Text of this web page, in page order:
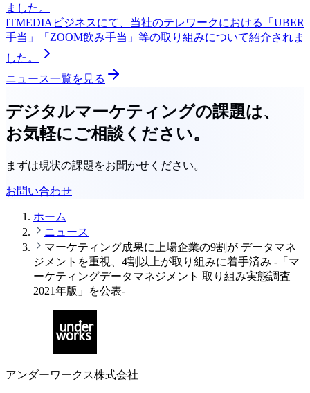
ました。
ITMEDIAビジネスにて、当社のテレワークにおける「UBER
手当」「ZOOM飲み手当」等の取り組みについて紹介されま
した。
ニュース一覧を見る
デジタルマーケティングの課題は、
お気軽にご相談ください。
まずは現状の課題をお聞かせください。
お問い合わせ
ホーム
ニュース
マーケティング成果に上場企業の9割が データマネ
ジメントを重視、4割以上が取り組みに着手済み -「マ
ーケティングデータマネジメント 取り組み実態調査
2021年版」を公表-
アンダーワークス株式会社